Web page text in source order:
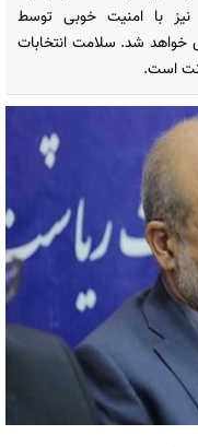
نیز با امنیت خوبی توسط
خواهد شد. سلامت انتخابات
است.